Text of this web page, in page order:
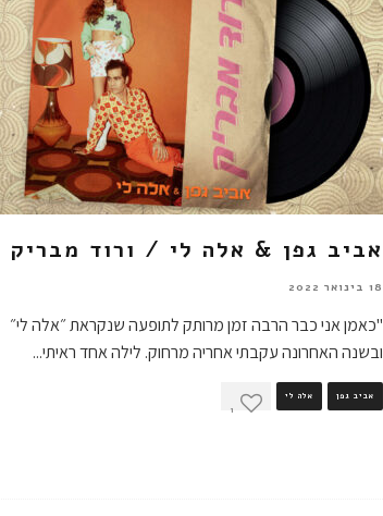
אביב גפן & אלה לי / ורוד מבריק
18 בינואר 2022
"כאמן אני כבר הרבה זמן מרותק לתופעה שנקראת ״אלה לי״
ובשנה האחרונה עקבתי אחריה מרחוק. לילה אחד ראיתי...
אביב גפן אלה לי
1